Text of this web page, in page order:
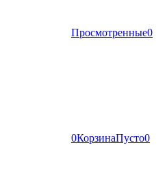
Просмотренные0
0КорзинаПусто0